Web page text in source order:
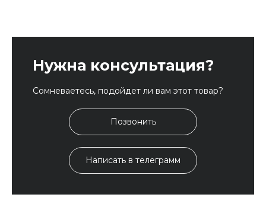
Нужна консультация?
Сомневаетесь, подойдет ли вам этот товар?
Позвонить
Написать в телеграмм